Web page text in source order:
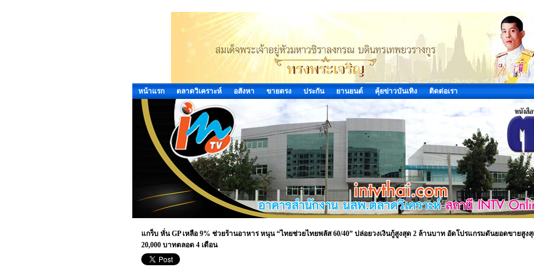
หน้าแรก ตลาดวิเคราะห์ อสังหา ขายตรง ประกัน ยานยนต์ คุ้ยข่าวบันเทิง ติดต่อเรา
แกร็บ หั่น GP เหลือ 9% ช่วยร้านอาหาร หนุน “ไทยช่วยไทยพลัส 60/40” ปล่อยวงเงินกู้สูงสุด 2 ล้านบาท อัดโปรแกรมดันยอดขายสูง
20,000 บาทตลอด 4 เดือน